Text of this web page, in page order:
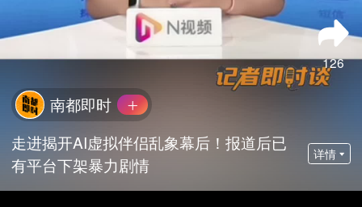
126
南都即时
走进揭开AI虚拟伴侣乱象幕后！报道后已
有平台下架暴力剧情
详情